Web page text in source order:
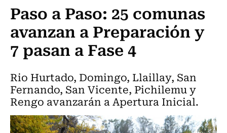
Paso a Paso: 25 comunas
avanzan a Preparación y
7 pasan a Fase 4
Rio Hurtado, Domingo, Llaillay, San
Fernando, San Vicente, Pichilemu y
Rengo avanzarán a Apertura Inicial.